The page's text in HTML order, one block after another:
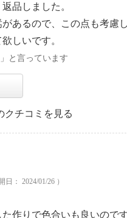
品しました。
あるので、この点も考慮
しいです。
と言っています
クチコミを見る
日： 2024/01/26 ）
作りで色合いも良いので